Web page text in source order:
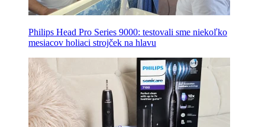
Philips Head Pro Series 9000: testovali sme niekoľko
mesiacov holiaci strojček na hlavu